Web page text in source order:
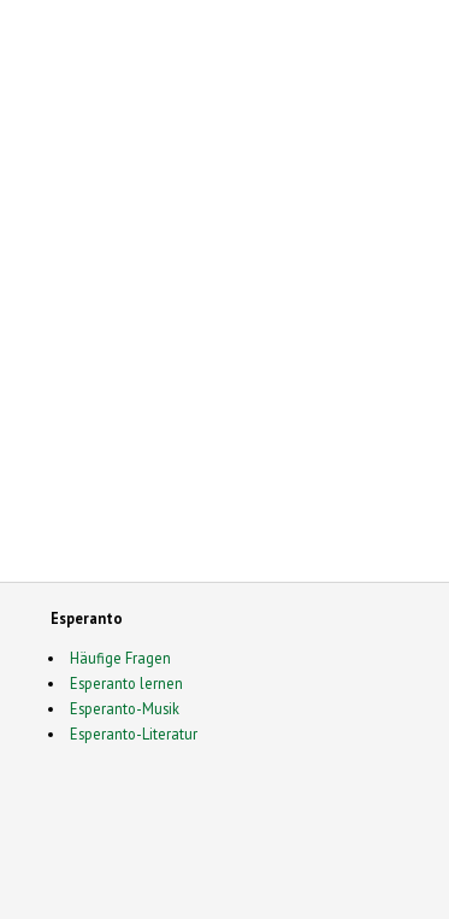
Esperanto
Häufige Fragen
Esperanto lernen
Esperanto-Musik
Esperanto-Literatur